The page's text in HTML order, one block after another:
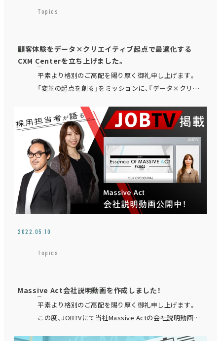
Topics
顧客体験をデータ×クリエイティブ起点で最適化する
CXM Centerを立ち上げました。
平素より格別のご高配を賜り厚く御礼申し上げます。
「変革の起点を創る」をミッションに、『データ×クリエ
グ/DXを推進するMassive Actでは、顧客企…
2022.05.10
Topics
Massive Act会社説明動画を作成しました！
平素より格別のご高配を賜り厚く御礼申し上げます。
この度、JOBTVにて当社Massive Actの会社説明動画を